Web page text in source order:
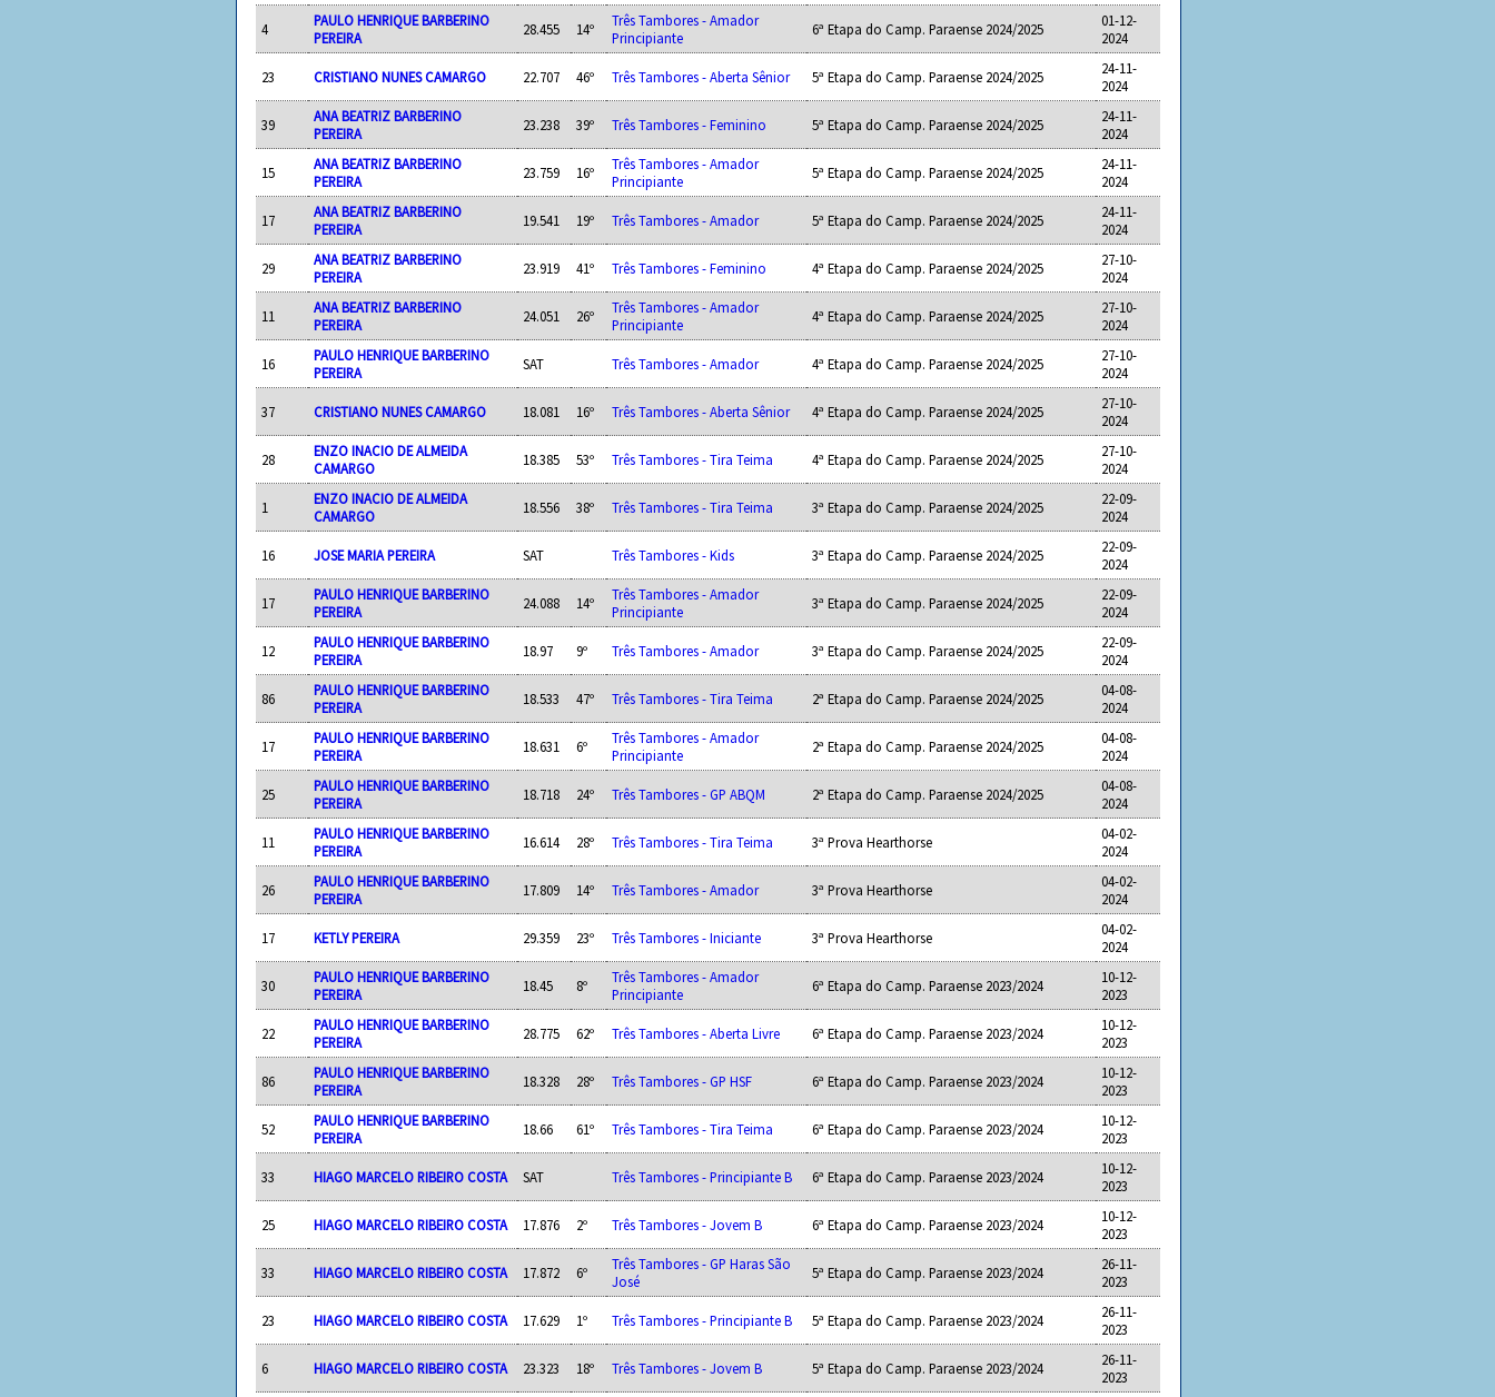
4
PAULO HENRIQUE BARBERINO
PEREIRA
28.455 14º
Três Tambores - Amador
Principiante
6ª Etapa do Camp. Paraense 2024/2025
01-12-
2024
23 CRISTIANO NUNES CAMARGO 22.707 46º Três Tambores - Aberta Sênior 5ª Etapa do Camp. Paraense 2024/2025
24-11-
2024
39
ANA BEATRIZ BARBERINO
PEREIRA
23.238 39º Três Tambores - Feminino 5ª Etapa do Camp. Paraense 2024/2025
24-11-
2024
15
ANA BEATRIZ BARBERINO
PEREIRA
23.759 16º
Três Tambores - Amador
Principiante
5ª Etapa do Camp. Paraense 2024/2025
24-11-
2024
17
ANA BEATRIZ BARBERINO
PEREIRA
19.541 19º Três Tambores - Amador 5ª Etapa do Camp. Paraense 2024/2025
24-11-
2024
29
ANA BEATRIZ BARBERINO
PEREIRA
23.919 41º Três Tambores - Feminino 4ª Etapa do Camp. Paraense 2024/2025
27-10-
2024
11
ANA BEATRIZ BARBERINO
PEREIRA
24.051 26º
Três Tambores - Amador
Principiante
4ª Etapa do Camp. Paraense 2024/2025
27-10-
2024
16
PAULO HENRIQUE BARBERINO
PEREIRA
SAT Três Tambores - Amador 4ª Etapa do Camp. Paraense 2024/2025
27-10-
2024
37 CRISTIANO NUNES CAMARGO 18.081 16º Três Tambores - Aberta Sênior 4ª Etapa do Camp. Paraense 2024/2025
27-10-
2024
28
ENZO INACIO DE ALMEIDA
CAMARGO
18.385 53º Três Tambores - Tira Teima 4ª Etapa do Camp. Paraense 2024/2025
27-10-
2024
1
ENZO INACIO DE ALMEIDA
CAMARGO
18.556 38º Três Tambores - Tira Teima 3ª Etapa do Camp. Paraense 2024/2025
22-09-
2024
16 JOSE MARIA PEREIRA SAT Três Tambores - Kids 3ª Etapa do Camp. Paraense 2024/2025
22-09-
2024
17
PAULO HENRIQUE BARBERINO
PEREIRA
24.088 14º
Três Tambores - Amador
Principiante
3ª Etapa do Camp. Paraense 2024/2025
22-09-
2024
12
PAULO HENRIQUE BARBERINO
PEREIRA
18.97 9º Três Tambores - Amador 3ª Etapa do Camp. Paraense 2024/2025
22-09-
2024
86
PAULO HENRIQUE BARBERINO
PEREIRA
18.533 47º Três Tambores - Tira Teima 2ª Etapa do Camp. Paraense 2024/2025
04-08-
2024
17
PAULO HENRIQUE BARBERINO
PEREIRA
18.631 6º
Três Tambores - Amador
Principiante
2ª Etapa do Camp. Paraense 2024/2025
04-08-
2024
25
PAULO HENRIQUE BARBERINO
PEREIRA
18.718 24º Três Tambores - GP ABQM 2ª Etapa do Camp. Paraense 2024/2025
04-08-
2024
11
PAULO HENRIQUE BARBERINO
PEREIRA
16.614 28º Três Tambores - Tira Teima 3ª Prova Hearthorse
04-02-
2024
26
PAULO HENRIQUE BARBERINO
PEREIRA
17.809 14º Três Tambores - Amador 3ª Prova Hearthorse
04-02-
2024
17 KETLY PEREIRA 29.359 23º Três Tambores - Iniciante 3ª Prova Hearthorse
04-02-
2024
30
PAULO HENRIQUE BARBERINO
PEREIRA
18.45 8º
Três Tambores - Amador
Principiante
6ª Etapa do Camp. Paraense 2023/2024
10-12-
2023
22
PAULO HENRIQUE BARBERINO
PEREIRA
28.775 62º Três Tambores - Aberta Livre 6ª Etapa do Camp. Paraense 2023/2024
10-12-
2023
86
PAULO HENRIQUE BARBERINO
PEREIRA
18.328 28º Três Tambores - GP HSF 6ª Etapa do Camp. Paraense 2023/2024
10-12-
2023
52
PAULO HENRIQUE BARBERINO
PEREIRA
18.66 61º Três Tambores - Tira Teima 6ª Etapa do Camp. Paraense 2023/2024
10-12-
2023
33 HIAGO MARCELO RIBEIRO COSTA SAT Três Tambores - Principiante B 6ª Etapa do Camp. Paraense 2023/2024
10-12-
2023
25 HIAGO MARCELO RIBEIRO COSTA 17.876 2º Três Tambores - Jovem B 6ª Etapa do Camp. Paraense 2023/2024
10-12-
2023
33 HIAGO MARCELO RIBEIRO COSTA 17.872 6º
Três Tambores - GP Haras São
José
5ª Etapa do Camp. Paraense 2023/2024
26-11-
2023
23 HIAGO MARCELO RIBEIRO COSTA 17.629 1º Três Tambores - Principiante B 5ª Etapa do Camp. Paraense 2023/2024
26-11-
2023
6 HIAGO MARCELO RIBEIRO COSTA 23.323 18º Três Tambores - Jovem B 5ª Etapa do Camp. Paraense 2023/2024
26-11-
2023